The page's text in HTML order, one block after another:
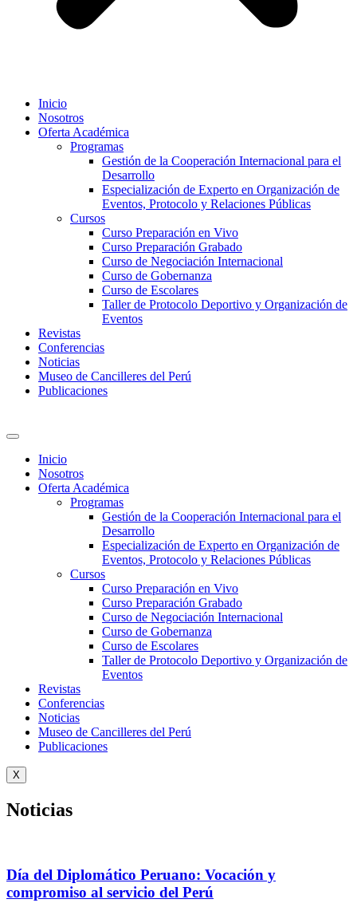
Inicio
Nosotros
Oferta Académica
Programas
Gestión de la Cooperación Internacional para el
Desarrollo
Especialización de Experto en Organización de
Eventos, Protocolo y Relaciones Públicas
Cursos
Curso Preparación en Vivo
Curso Preparación Grabado
Curso de Negociación Internacional
Curso de Gobernanza
Curso de Escolares
Taller de Protocolo Deportivo y Organización de
Eventos
Revistas
Conferencias
Noticias
Museo de Cancilleres del Perú
Publicaciones
Inicio
Nosotros
Oferta Académica
Programas
Gestión de la Cooperación Internacional para el
Desarrollo
Especialización de Experto en Organización de
Eventos, Protocolo y Relaciones Públicas
Cursos
Curso Preparación en Vivo
Curso Preparación Grabado
Curso de Negociación Internacional
Curso de Gobernanza
Curso de Escolares
Taller de Protocolo Deportivo y Organización de
Eventos
Revistas
Conferencias
Noticias
Museo de Cancilleres del Perú
Publicaciones
X
Noticias
Día del Diplomático Peruano: Vocación y
compromiso al servicio del Perú